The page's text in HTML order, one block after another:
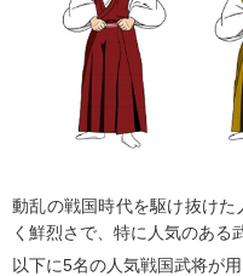
動乱の戦国時代を駆け抜け
く鮮烈さで、特に人気のある
以下に5名の人気戦国武将が